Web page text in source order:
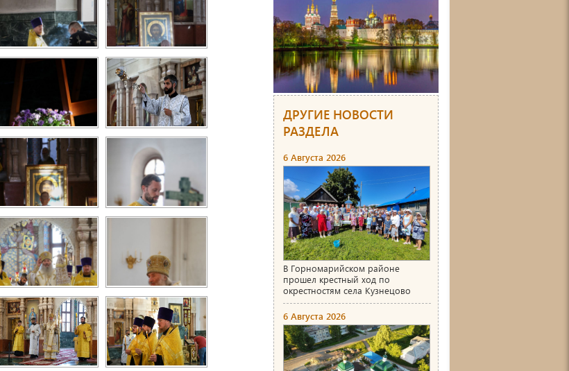
ДРУГИЕ НОВОСТИ
РАЗДЕЛА
6 Августа 2026
В Горномарийском районе
прошел крестный ход по
окрестностям села Кузнецово
6 Августа 2026